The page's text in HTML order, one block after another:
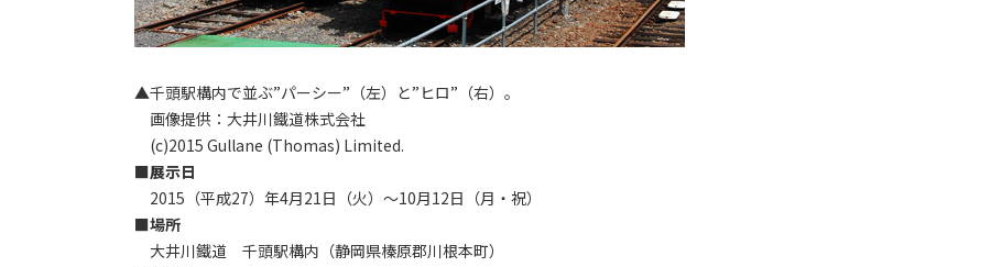
▲千頭駅構内で並ぶ”パーシー”（左）と”ヒロ”（右）。
画像提供：大井川鐵道株式会社
(c)2015 Gullane (Thomas) Limited.
■展示日
2015（平成27）年4月21日（火）～10月12日（月・祝）
■場所
大井川鐵道 千頭駅構内（静岡県榛原郡川根本町）